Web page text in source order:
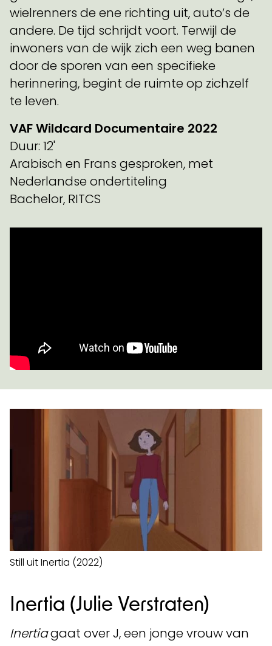
wielrenners de ene richting uit, auto’s de
andere. De tijd schrijdt voort. Terwijl de
inwoners van de wijk zich een weg banen
door de sporen van een specifieke
herinnering, begint de ruimte op zichzelf
te leven.
VAF Wildcard Documentaire 2022
Duur: 12'
Arabisch en Frans gesproken, met
Nederlandse ondertiteling
Bachelor, RITCS
Still uit Inertia (2022)
Inertia (Julie Verstraten)
Inertiagaat over J, een jonge vrouw van